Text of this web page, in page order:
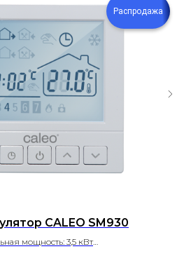
Распродажа
CALEO SM930
мощность: 3,5 кВт